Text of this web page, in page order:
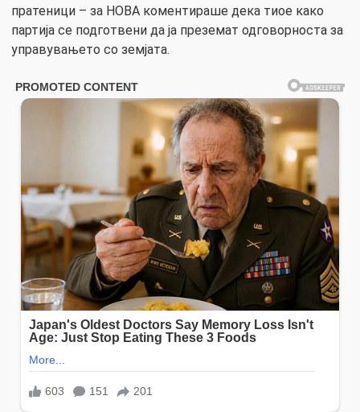
пратеници – за НОВА коментираше дека тиое како
партија се подготвени да ја преземат одговорноста за
управувањето со земјата.